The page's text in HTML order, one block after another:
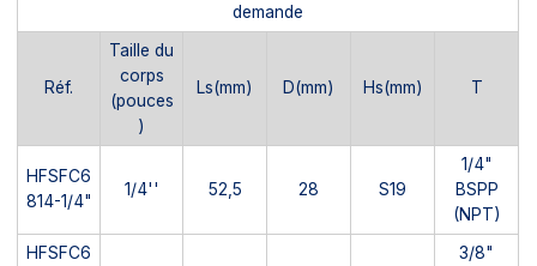
demande
Réf.
Taille du
corps
(pouces
)
Ls(mm) D(mm) Hs(mm) T
HFSFC6
814-1/4"
1/4'' 52,5 28 S19
1/4"
BSPP
(NPT)
HFSFC6
3/8"